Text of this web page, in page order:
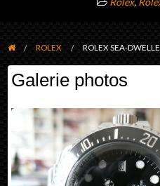
ROLEX ROLEX SEA-
Galerie photos